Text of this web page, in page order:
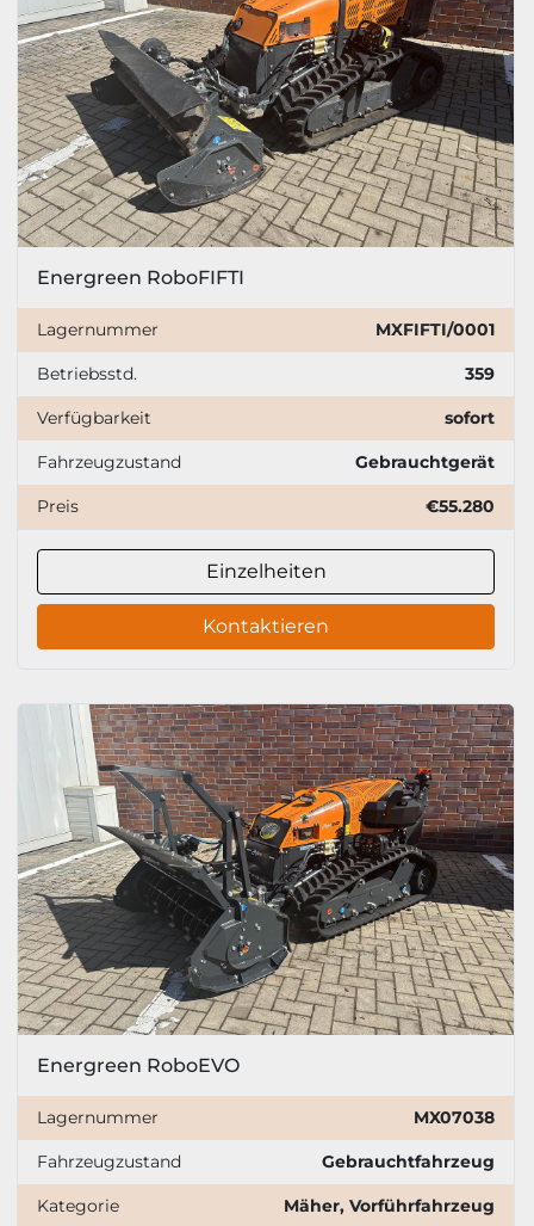
Energreen RoboFIFTI
Lagernummer MXFIFTI/0001
Betriebsstd. 359
Verfügbarkeit sofort
Fahrzeugzustand Gebrauchtgerät
Preis €55.280
Einzelheiten
Kontaktieren
Energreen RoboEVO
Lagernummer MX07038
Fahrzeugzustand Gebrauchtfahrzeug
Kategorie Mäher, Vorführfahrzeug